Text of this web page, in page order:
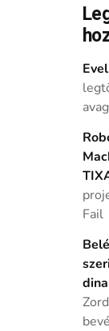
Fail